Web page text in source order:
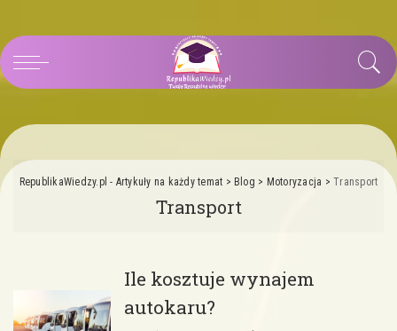
RepublikaWiedzy.pl - Artykuły na każdy temat > Blog > Motoryzacja >Transport
Transport
Ile kosztuje wynajem
autokaru?